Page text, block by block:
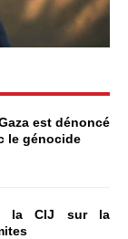
est dénoncé
le génocide
la CIJ sur la